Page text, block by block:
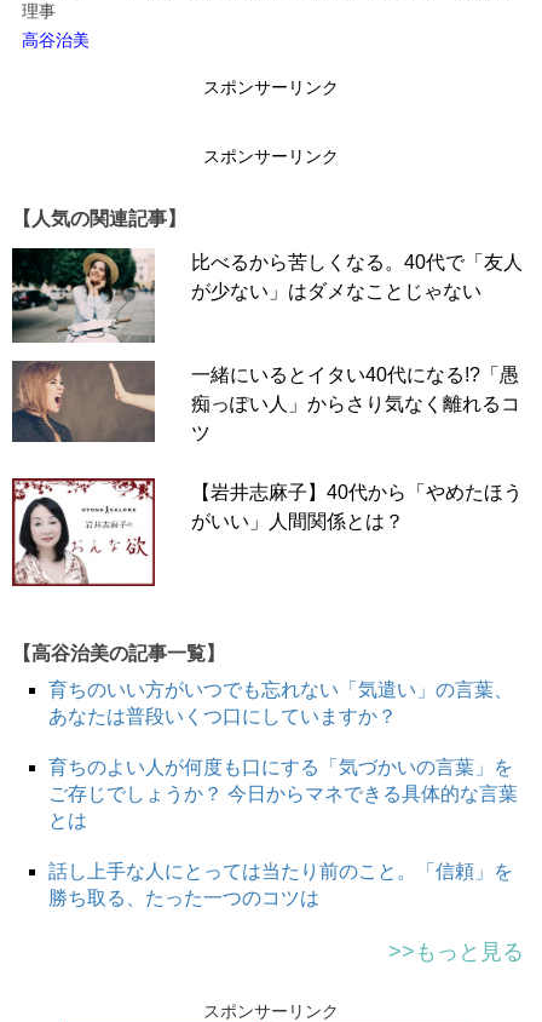
理事
高谷治美
スポンサーリンク
スポンサーリンク
【人気の関連記事】
比べるから苦しくなる。40代で「友人
が少ない」はダメなことじゃない
一緒にいるとイタい40代になる!?「愚
痴っぽい人」からさり気なく離れるコ
ツ
【岩井志麻子】40代から「やめたほう
がいい」人間関係とは？
【高谷治美の記事一覧】
育ちのいい方がいつでも忘れない「気遣い」の言葉、
あなたは普段いくつ口にしていますか？
育ちのよい人が何度も口にする「気づかいの言葉」を
ご存じでしょうか？ 今日からマネできる具体的な言葉
とは
話し上手な人にとっては当たり前のこと。「信頼」を
勝ち取る、たった一つのコツは
>>もっと見る
スポンサーリンク